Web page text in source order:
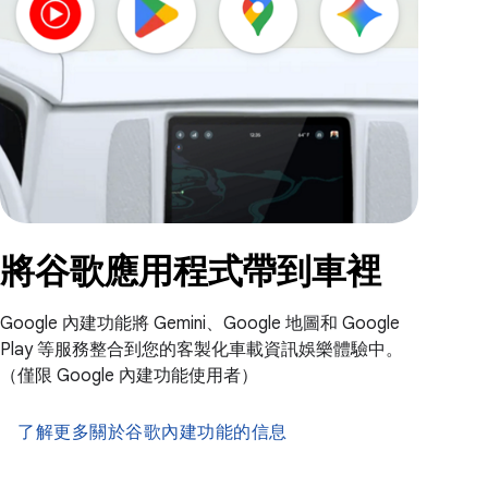
將谷歌應用程式帶到車裡
Google 內建功能將 Gemini、Google 地圖和 Google
Play 等服務整合到您的客製化車載資訊娛樂體驗中。
（僅限 Google 內建功能使用者）
了解更多關於谷歌內建功能的信息